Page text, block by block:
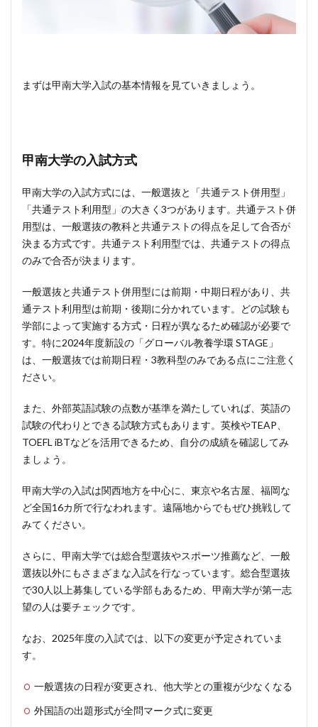
まずは甲南大学入試の基本情報を見ていきましょう。
甲南大学の入試方式
甲南大学の入試方式には、一般選抜と「共通テスト併用型」
「共通テスト利用型」の大きく3つがあります。共通テスト併
用型は、一般選抜の教科と共通テストの得点を足して合否が
決まる方式です。共通テスト利用型では、共通テストの得点
のみで合否が決まります。
一般選抜と共通テスト併用型には前期・中期日程があり、共
通テスト利用型は前期・後期に分かれています。どの試験も
学部によって実施する方式・日程が異なるため確認が必要で
す。特に2024年度新設の「グローバル教養学環 STAGE」
は、一般選抜では前期日程・3教科型のみである点にご注意く
ださい。
また、外部英語試験の点数が基準を満たしていれば、英語の
試験の代わりとできる試験方式もあります。英検やTEAP、
TOEFL iBTなどを活用できるため、自分の成績を確認してみ
ましょう。
甲南大学の入試は関西地方を中心に、東京や名古屋、福岡な
ど全国16カ所で行なわれます。遠隔地からでもぜひ挑戦して
みてください。
さらに、甲南大学では総合型選抜やスポーツ推薦など、一般
選抜以外にもさまざまな入試を行なっています。総合型選抜
で30人以上募集している学部もあるため、甲南大学が第一志
望の人は要チェックです。
なお、2025年度の入試では、以下の変更が予定されていま
す。
一般選抜の日程が変更され、他大学との重複が少なくなる
外国語の出題形式が全問マーク式に変更